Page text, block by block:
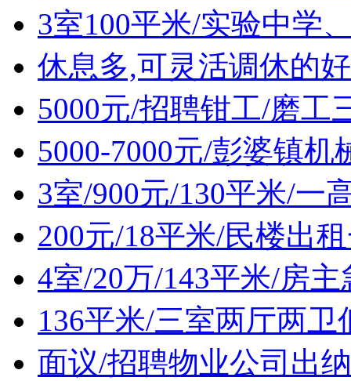
3室100平米/实验中学
休息多,可灵活调休的
5000元/招聘钳工/磨工
5000-7000元/彭婆镇
3室/900元/130平米/一
200元/18平米/民楼出
4室/20万/143平米/房
136平米/三室两厅两卫
面议/招聘物业公司出纳